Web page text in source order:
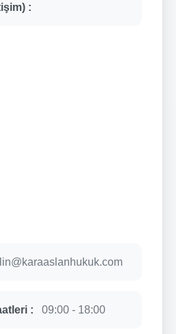
:
: 09:00 - 18:00